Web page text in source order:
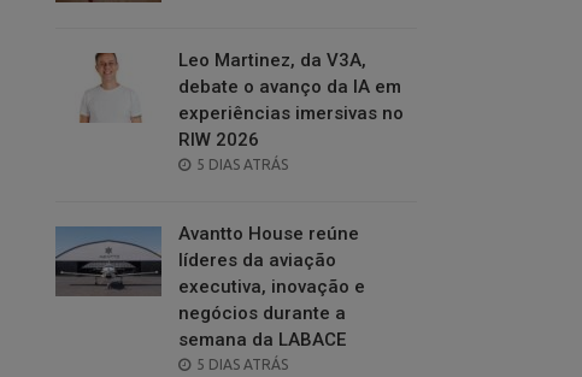
Leo Martinez, da V3A,
debate o avanço da IA em
experiências imersivas no
RIW 2026
POSTED
5 DIAS ATRÁS
Avantto House reúne
líderes da aviação
executiva, inovação e
negócios durante a
semana da LABACE
POSTED
5 DIAS ATRÁS